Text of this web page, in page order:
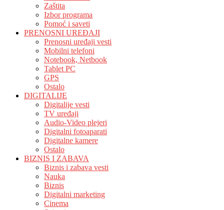
Zaštita
Izbor programa
Pomoć i saveti
PRENOSNI UREĐAJI
Prenosni uređaji vesti
Mobilni telefoni
Notebook, Netbook
Tablet PC
GPS
Ostalo
DIGITALIJE
Digitalije vesti
TV uređaji
Audio-Video plejeri
Digitalni fotoaparati
Digitalne kamere
Ostalo
BIZNIS I ZABAVA
Biznis i zabava vesti
Nauka
Biznis
Digitalni marketing
Cinema